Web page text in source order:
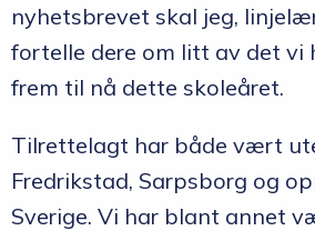
nyhetsbrevet skal jeg,
fortelle dere om litt av det vi
frem til nå dette skoleåret.
Tilrettelagt har både vært
Fredrikstad, Sarpsborg og
Sverige. Vi har blant annet